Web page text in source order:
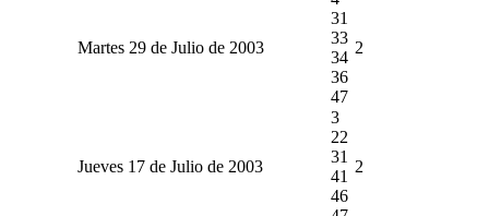
Martes 29 de Julio de 2003
31
33
34
36
47
2
Jueves 17 de Julio de 2003
3
22
31
41
46
2